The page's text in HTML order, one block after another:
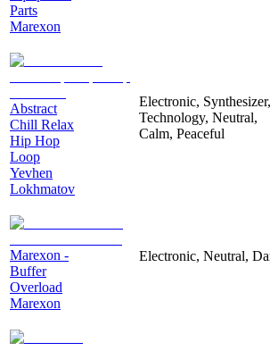
Parts
Marexon
Abstract
Chill Relax
Hip Hop
Loop
Yevhen
Lokhmatov
Electronic, Synthesizer,
Technology, Neutral,
Calm, Peaceful
Marexon -
Buffer
Overload
Marexon
Electronic, Neutral,